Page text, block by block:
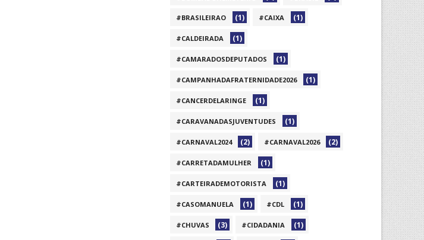
#BRASILEIRAO (1) #CAIXA (1)
#CALDEIRADA (1)
#CAMARADOSDEPUTADOS (1)
#CAMPANHADAFRATERNIDADE2026 (1)
#CANCERDELARINGE (1)
#CARAVANADASJUVENTUDES (1)
#CARNAVAL2024 (2) #CARNAVAL2026 (2)
#CARRETADAMULHER (1)
#CARTEIRADEMOTORISTA (1)
#CASOMANUELA (1) #CDL (1)
#CHUVAS (3) #CIDADANIA (1)